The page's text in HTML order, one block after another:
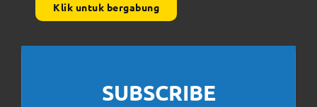
Klik untuk bergabung
SUBSCRIBE